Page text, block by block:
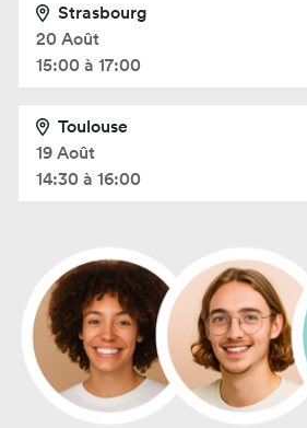
Strasbourg
20 Août
15:00 à 17:00
Toulouse
19 Août
14:30 à 16:00